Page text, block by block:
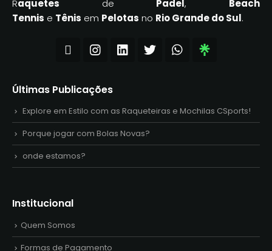
Raquetes de Padel, Beach
Tennis e Tênis em Pelotas no Rio Grande do Sul.
Últimas Publicações
Explore em Estilo com as Raqueteiras e Mochilas CSports!
Porque jogar com Bolas Novas?
onde estamos?
Institucional
Quem Somos
Formas de Pagamento